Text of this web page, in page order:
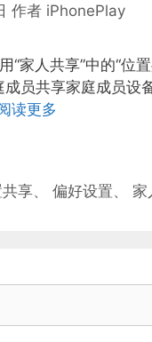
作者 iPhonePlay
“家人共享”中的“位
成员共享家庭成员设
读更多
享、偏好设置、 家